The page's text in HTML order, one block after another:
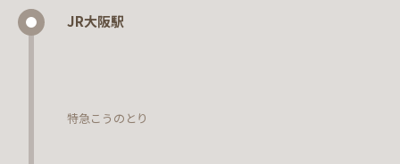
JR大阪駅
特急こうのとり